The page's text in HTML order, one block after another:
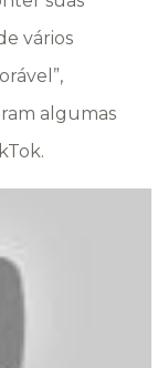
vários
algumas